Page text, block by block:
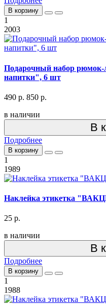
В корзину
1
2003
Подарочный набор
напитки", 6 шт
490 р. 850 р.
в наличии
В
Подробнее
В корзину
1
1989
Наклейка этикетка
25 р.
в наличии
В
Подробнее
В корзину
1
1988